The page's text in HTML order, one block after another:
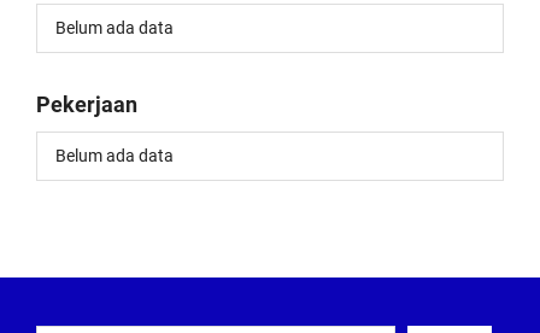
Belum ada data
Pekerjaan
Belum ada data